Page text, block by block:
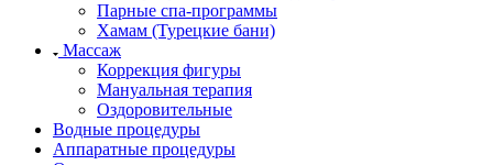
Парные спа-программы
Хамам (Турецкие бани)
Массаж
Коррекция фигуры
Мануальная терапия
Оздоровительные
Водные процедуры
Аппаратные процедуры